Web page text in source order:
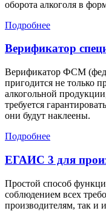
оборота алкоголя в
Подробнее
Верификатор
Верификатор ФСМ
пригодится не только
алкогольной
требуется
они будут наклеены.
Подробнее
ЕГАИС 3 для
Простой способ
соблюдением всех
производителям, так и